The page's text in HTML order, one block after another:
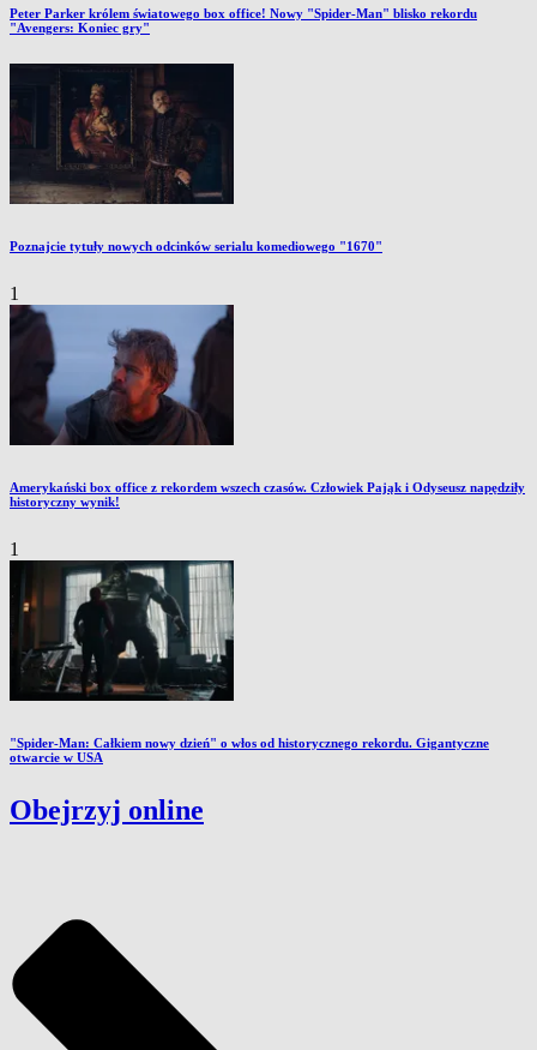
Peter Parker królem światowego box office! Nowy "Spider-Man" blisko rekordu
"Avengers: Koniec gry"
Poznajcie tytuły nowych odcinków serialu komediowego "1670"
1
Amerykański box office z rekordem wszech czasów. Człowiek Pająk i Odyseusz napędziły
historyczny wynik!
1
"Spider-Man: Całkiem nowy dzień" o włos od historycznego rekordu. Gigantyczne
otwarcie w USA
Obejrzyj online